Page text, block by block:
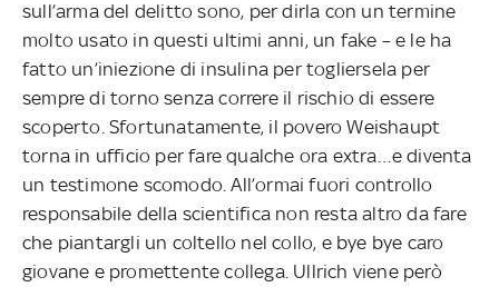
sull’arma del delitto sono, per dirla con un termine
molto usato in questi ultimi anni, un fake – e le ha
fatto un’iniezione di insulina per togliersela per
sempre di torno senza correre il rischio di essere
scoperto. Sfortunatamente, il povero Weishaupt
torna in ufficio per fare qualche ora extra…e diventa
un testimone scomodo. All’ormai fuori controllo
responsabile della scientifica non resta altro da fare
che piantargli un coltello nel collo, e bye bye caro
giovane e promettente collega. Ullrich viene però